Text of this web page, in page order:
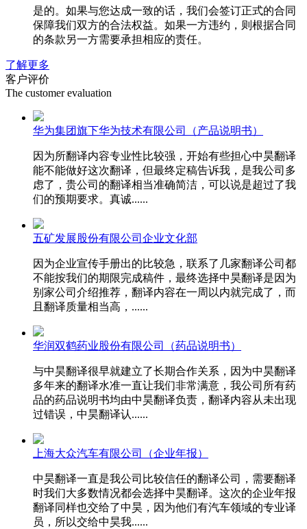
是的。如果与您达成一致的话，我们会签订正式的合同
保障我们双方的合法权益。如果一方违约，则根据合同
的条款另一方需要承担相应的责任。
了解更多
客户评价
The customer evaluation
华为集团旗下华为技术有限公司（产品说明书）
因为所翻译内容专业性比较强，开始有些担心中昊翻译
能不能做好这次翻译，但最终定稿告诉我，是我公司多
虑了，贵公司的翻译相当准确简洁，可以说是超过了我
们的预期要求。真诚......
五矿发展股份有限公司企业文化部
因为企业宣传手册出的比较急，联系了几家翻译公司都
不能按我们的期限完成稿件，最终选择中昊翻译是因为
别家公司介绍推荐，翻译内容在一周以内就完成了，而
且翻译质量相当高，......
华润双鹤药业股份有限公司（药品说明书）
与中昊翻译很早就建立了长期合作关系，因为中昊翻译
多年来的翻译水准一直让我们非常满意，我公司所有药
品的药品说明书均由中昊翻译负责，翻译内容从未出现
过错误，中昊翻译认......
上海大众汽车有限公司（企业年报）
中昊翻译一直是我公司比较信任的翻译公司，需要翻译
时我们大多数情况都会选择中昊翻译。这次的企业年报
翻译同样也交给了中昊，因为他们有汽车领域的专业译
员，所以交给中昊我......